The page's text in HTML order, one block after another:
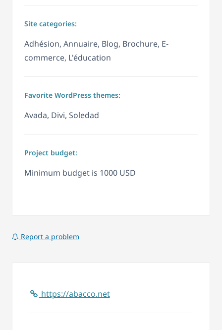
Site categories:
Adhésion, Annuaire, Blog, Brochure, E-
commerce, L'éducation
Favorite WordPress themes:
Avada, Divi, Soledad
Project budget:
Minimum budget is 1000 USD
Report a problem
https://abacco.net